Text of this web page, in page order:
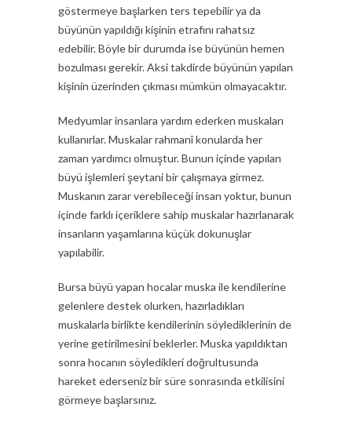
göstermeye başlarken ters tepebilir ya da
büyünün yapıldığı kişinin etrafını rahatsız
edebilir. Böyle bir durumda ise büyünün hemen
bozulması gerekir. Aksi takdirde büyünün yapılan
kişinin üzerinden çıkması mümkün olmayacaktır.
Medyumlar insanlara yardım ederken muskaları
kullanırlar. Muskalar rahmanî konularda her
zaman yardımcı olmuştur. Bunun içinde yapılan
büyü işlemleri şeytani bir çalışmaya girmez.
Muskanın zarar verebileceği insan yoktur, bunun
içinde farklı içeriklere sahip muskalar hazırlanarak
insanların yaşamlarına küçük dokunuşlar
yapılabilir.
Bursa büyü yapan hocalar muska ile kendilerine
gelenlere destek olurken, hazırladıkları
muskalarla birlikte kendilerinin söylediklerinin de
yerine getirilmesini beklerler. Muska yapıldıktan
sonra hocanın söyledikleri doğrultusunda
hareket ederseniz bir süre sonrasında etkilisini
görmeye başlarsınız.